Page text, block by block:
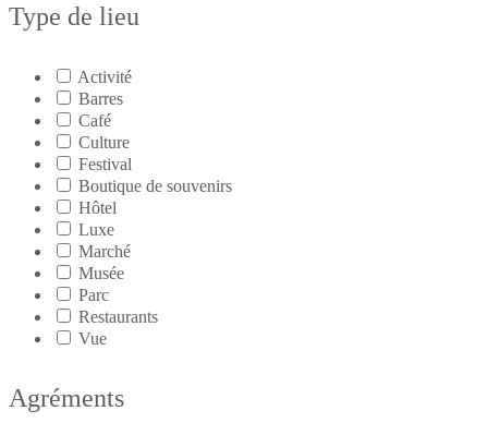
Type de lieu
Activité
Barres
Café
Culture
Festival
Boutique de souvenirs
Hôtel
Luxe
Marché
Musée
Parc
Restaurants
Vue
Agréments